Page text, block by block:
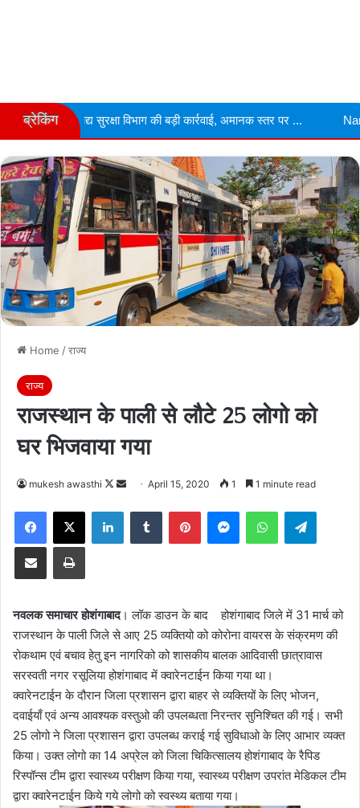
ब्रेकिंग
विभाग की बड़ी कार्रवाई, अमानक स्तर पर ... Narmdapuram चरित्र
Home /राज्य
राज्य
राजस्थान के पाली से लौटे 25 लोगो को
घर भिजवाया गया
mukesh awasthi
Follow
Send
email
April 15, 2020 1 1 minute read
Facebook
X LinkedInTumblr PinterestMessengerWhatsApp
Share via Email Print
नवलक समाचार होशंगाबाद। लॉक डाउन के बाद होशंगाबाद जिले में 31 मार्च को
राजस्थान के पाली जिले से आए 25 व्यक्तियो को कोरोना वायरस के संक्रमण की
रोकथाम एवं बचाव हेतु इन नागरिको को शासकीय बालक आदिवासी छात्रावास
सरस्वती नगर रसूलिया होशंगाबाद में क्वारेनटाईन किया गया था।
क्वारेनटाईन के दौरान जिला प्रशासन द्वारा बाहर से व्यक्तियों के लिए भोजन,
दवाईयाँ एवं अन्य आवश्यक वस्तुओ की उपलब्धता निरन्तर सुनिश्चित की गई। सभी
25 लोगो ने जिला प्रशासन द्वारा उपलब्ध कराई गई सुविधाओ के लिए आभार व्यक्त
किया। उक्त लोगो का 14 अप्रेल को जिला चिकित्सालय होशंगाबाद के रैपिड
रिस्पॉन्स टीम द्वारा स्वास्थ्य परीक्षण किया गया, स्वास्थ्य परीक्षण उपरांत मेडिकल टीम
द्वारा क्वारेनटाईन किये गये लोगो को स्वस्थ्य बताया गया।